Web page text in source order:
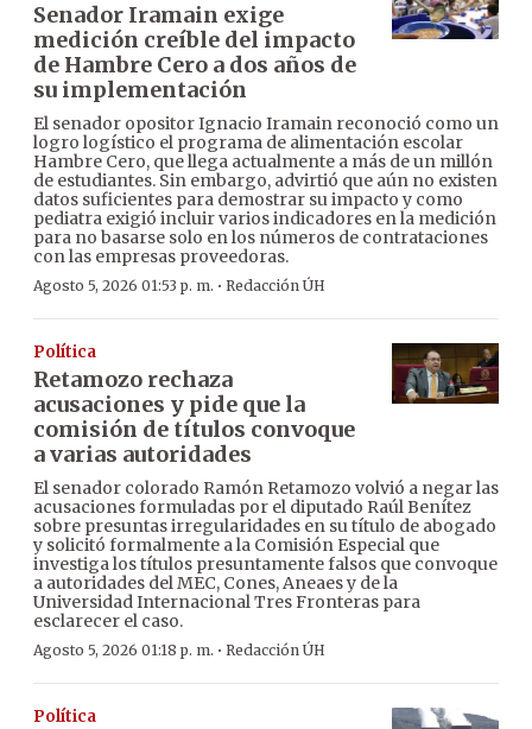
Senador Iramain exige
medición creíble del impacto
de Hambre Cero a dos años de
su implementación
El senador opositor Ignacio Iramain reconoció como un
logro logístico el programa de alimentación escolar
Hambre Cero, que llega actualmente a más de un millón
de estudiantes. Sin embargo, advirtió que aún no existen
datos suficientes para demostrar su impacto y como
pediatra exigió incluir varios indicadores en la medición
para no basarse solo en los números de contrataciones
con las empresas proveedoras.
Agosto 5, 2026 01:53 p. m. · Redacción ÚH
Política
Retamozo rechaza
acusaciones y pide que la
comisión de títulos convoque
a varias autoridades
El senador colorado Ramón Retamozo volvió a negar las
acusaciones formuladas por el diputado Raúl Benítez
sobre presuntas irregularidades en su título de abogado
y solicitó formalmente a la Comisión Especial que
investiga los títulos presuntamente falsos que convoque
a autoridades del MEC, Cones, Aneaes y de la
Universidad Internacional Tres Fronteras para
esclarecer el caso.
Agosto 5, 2026 01:18 p. m. · Redacción ÚH
Política